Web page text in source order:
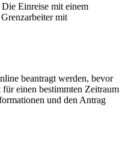
Einreise mit einem
mit
beantragt werden, bevor
einen bestimmten Zeitraum
und den Antrag